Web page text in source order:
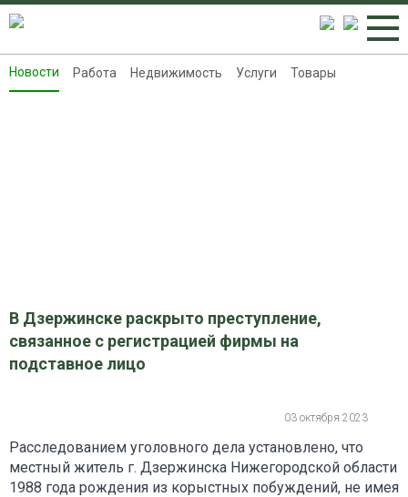
Новости
Новости Работа Недвижимость Услуги Товары
В Дзержинске раскрыто преступление,
связанное с регистрацией фирмы на
подставное лицо
03 октября 2023
Расследованием уголовного дела установлено, что
местный житель г. Дзержинска Нижегородской области
1988 года рождения из корыстных побуждений, не имея